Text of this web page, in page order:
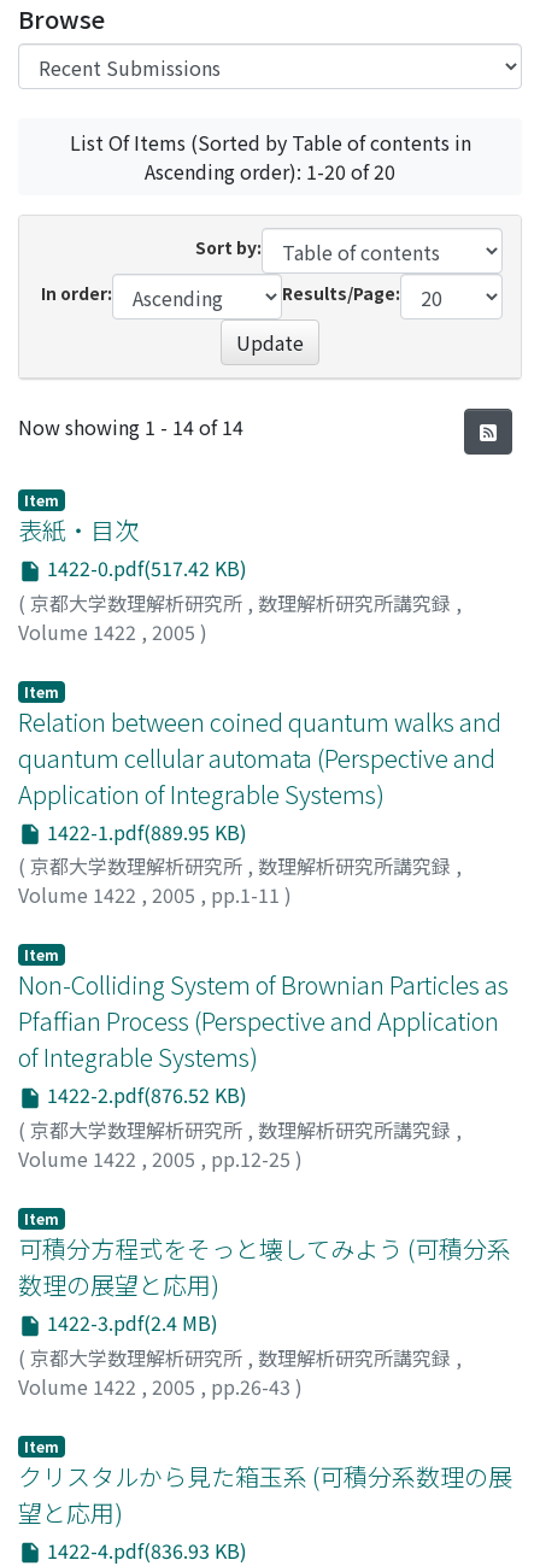
Browse
List Of Items (Sorted by Table of contents in
Ascending order): 1-20 of 20
Sort by:
In order:
Results/Page:
Update
Recent Submissions
Now showing 1 - 14 of 14
Item
表紙・目次
1422-0.pdf(517.42 KB)
( 京都大学数理解析研究所 , 数理解析研究所講究録 ,
Volume 1422 , 2005 )
Item
Relation between coined quantum walks and
quantum cellular automata (Perspective and
Application of Integrable Systems)
1422-1.pdf(889.95 KB)
( 京都大学数理解析研究所 , 数理解析研究所講究録 ,
Volume 1422 , 2005 , pp.1-11 )
昌寿;
Item
Non-Colliding System of Brownian Particles as
Pfaffian Process (Perspective and Application
of Integrable Systems)
1422-2.pdf(876.52 KB)
( 京都大学数理解析研究所 , 数理解析研究所講究録 ,
Volume 1422 , 2005 , pp.12-25 )
Item
可積分方程式をそっと壊してみよう (可積分系
数理の展望と応用)
1422-3.pdf(2.4 MB)
( 京都大学数理解析研究所 , 数理解析研究所講究録 ,
Volume 1422 , 2005 , pp.26-43 )
Hiroyuki
Item
クリスタルから見た箱玉系 (可積分系数理の展
望と応用)
1422-4.pdf(836.93 KB)